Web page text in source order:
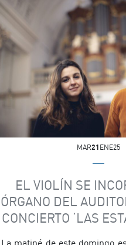
de época, con […]
MAR21 ENE25
EL VIOLÍN SE
ÓRGANO DEL
CONCIERTO ‘LAS
La matiné de este domingo